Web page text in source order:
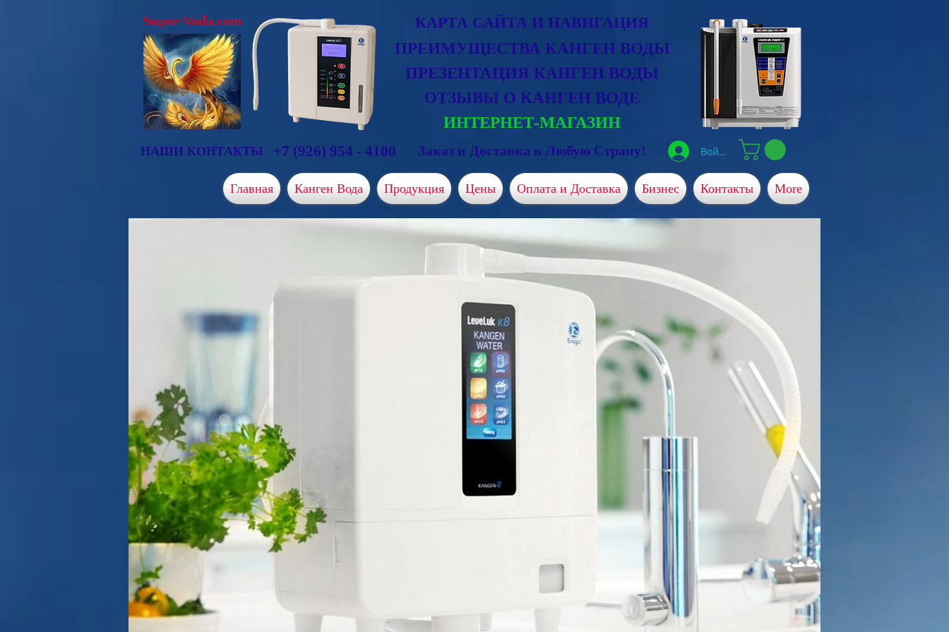
Super-Voda.com
КАРТА САЙТА И НАВИГАЦИЯ
ПРЕИМУЩЕСТВА КАНГЕН ВОДЫ
ПРЕЗЕНТАЦИЯ КАНГЕН ВОДЫ
ОТЗЫВЫ О КАНГЕН ВОДЕ
ИНТЕРНЕТ-МАГАЗИН
НАШИ КОНТАКТЫ +7 (926) 954 - 4100 Заказ и Доставка в Любую Страну! Войти
Главная Канген Вода Продукция Цены Оплата и Доставка Бизнес Контакты More
КАНГЕН ВОДА